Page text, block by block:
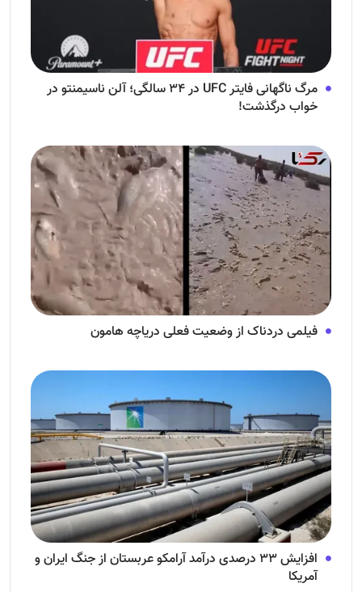
مرگ ناگهانی فایتر UFC در ۳۴ سالگی؛ آلن ناسیمنتو در
خواب درگذشت!
فیلمی دردناک از وضعیت فعلی دریاچه هامون
افزایش ۳۳ درصدی درآمد آرامکو عربستان از جنگ ایران و
آمریکا